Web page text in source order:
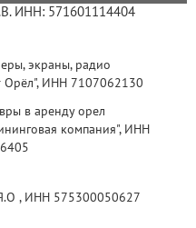
ИНН: 571601114404
Орёл", ИНН 7107062130
компания", ИНН
, ИНН 575300050627